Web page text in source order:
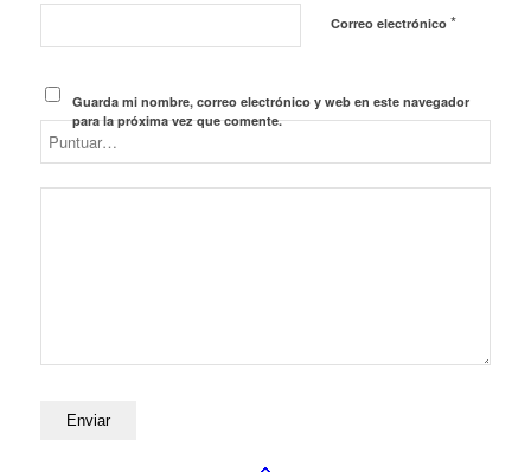
Correo electrónico *
Guarda mi nombre, correo electrónico y web en este navegador
para la próxima vez que comente.